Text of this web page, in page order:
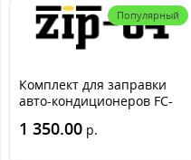
Популярный
Комплект для заправки
авто-кондиционеров FC-
1 350.00 р.